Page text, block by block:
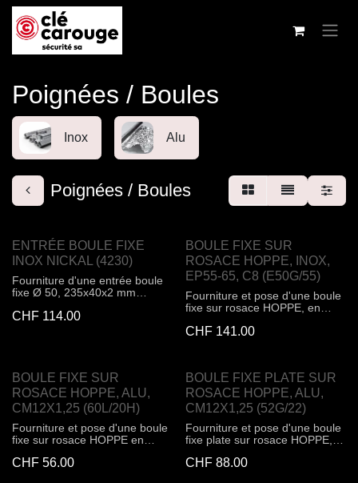
Se rendre au contenu
Poignées / Boules
Inox Alu
Poignées / Boules
ENTRÉE BOULE FIXE
INOX NICKAL (4230)
Fourniture d'une entrée boule
fixe Ø 50, 235x40x2 mm
CHF 114.00
BOULE FIXE SUR
ROSACE HOPPE, INOX,
EP55-65, C8 (E50G/55)
Fourniture et pose d'une boule
fixe sur rosace HOPPE, en
fixe déporté, carré profilé à
séparément les vis pour les
douilles en polyamide, les
écrous à sertir pour porte en
aluminium ou les douilles à
expansion pour porte en
polyamide). Dimension
carré de 8mm.
CHF 141.00
BOULE FIXE SUR
ROSACE HOPPE, ALU,
CM12X1,25 (60L/20H)
Fourniture et pose d'une boule
fixe sur rosace HOPPE en
(côté extérieur). Boule fixe,
CHF 56.00
BOULE FIXE PLATE SUR
ROSACE HOPPE, ALU,
CM12X1,25 (52G/22)
Fourniture et pose d'une boule
fixe plate sur rosace HOPPE,
profil. Bouton déporté fixe, pour
CHF 88.00